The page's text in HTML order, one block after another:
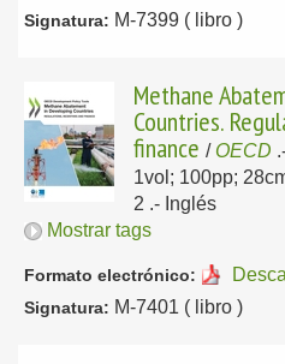
Signatura: M-7399 ( libro )
Methane
Countries.
finance / OECD
1vol; 100pp;
2 .- Inglés
Mostrar tags
Formato electrónico:
Signatura: M-7401 ( libro )